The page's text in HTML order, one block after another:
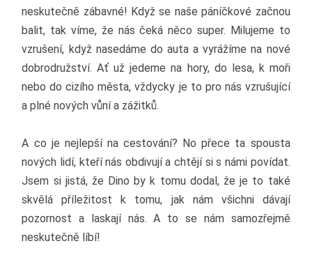
neskutečně zábavné! Když se naše páníčkové začnou
balit, tak víme, že nás čeká něco super. Milujeme to
vzrušení, když nasedáme do auta a vyrážíme na nové
dobrodružství. Ať už jedeme na hory, do lesa, k moři
nebo do cizího města, vždycky je to pro nás vzrušující
a plné nových vůní a zážitků.
A co je nejlepší na cestování? No přece ta spousta
nových lidí, kteří nás obdivují a chtějí si s námi povídat.
Jsem si jistá, že Dino by k tomu dodal, že je to také
skvělá příležitost k tomu, jak nám všichni dávají
pozornost a laskají nás. A to se nám samozřejmě
neskutečně líbí!